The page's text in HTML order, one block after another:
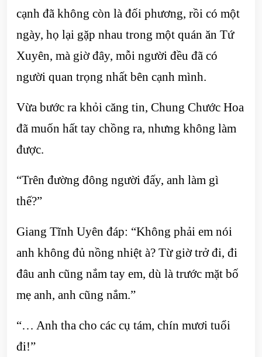
cạnh đã không còn là đối phương, rồi có một
ngày, họ lại gặp nhau trong một quán ăn Tứ
Xuyên, mà giờ đây, mỗi người đều đã có
người quan trọng nhất bên cạnh mình.
Vừa bước ra khỏi căng tin, Chung Chước Hoa
đã muốn hất tay chồng ra, nhưng không làm
được.
“Trên đường đông người đấy, anh làm gì
thế?”
Giang Tĩnh Uyên đáp: “Không phải em nói
anh không đủ nồng nhiệt à? Từ giờ trở đi, đi
đâu anh cũng nắm tay em, dù là trước mặt bố
mẹ anh, anh cũng nắm.”
“… Anh tha cho các cụ tám, chín mươi tuổi
đi!”